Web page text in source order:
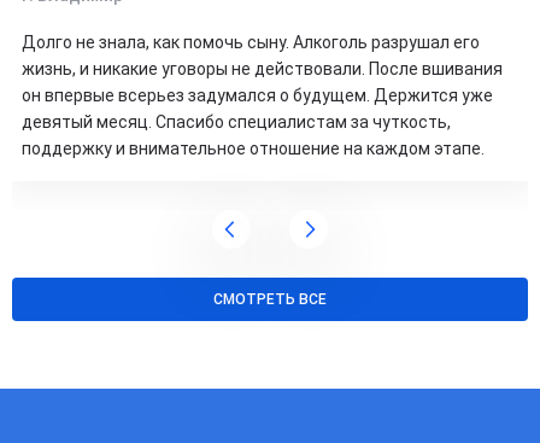
Долго не знала, как помочь сыну. Алкоголь разрушал его
жизнь, и никакие уговоры не действовали. После вшивания
он впервые всерьез задумался о будущем. Держится уже
девятый месяц. Спасибо специалистам за чуткость,
поддержку и внимательное отношение на каждом этапе.
СМОТРЕТЬ ВСЕ